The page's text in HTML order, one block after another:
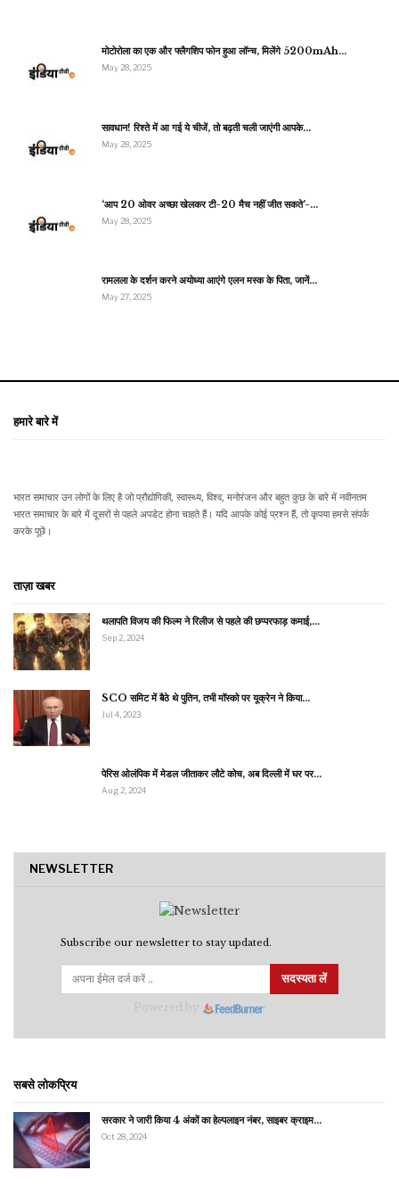
मोटोरोला का एक और फ्लैगशिप फोन हुआ लॉन्च, मिलेंगे 5200mAh…
May 28, 2025
सावधान! रिश्ते में आ गई ये चीजें, तो बढ़ती चली जाएंगी आपके…
May 28, 2025
‘आप 20 ओवर अच्छा खेलकर टी-20 मैच नहीं जीत सकते’-…
May 28, 2025
रामलला के दर्शन करने अयोध्या आएंगे एलन मस्क के पिता, जानें…
May 27, 2025
हमारे बारे में
भारत समाचार उन लोगों के लिए है जो प्रौद्योगिकी, स्वास्थ्य, विश्व, मनोरंजन और बहुत कुछ के बारे में नवीनतम
भारत समाचार के बारे में दूसरों से पहले अपडेट होना चाहते हैं। यदि आपके कोई प्रश्न हैं, तो कृपया हमसे संपर्क
करके पूछें।
ताज़ा खबर
थलापति विजय की फिल्म ने रिलीज से पहले की छप्परफाड़ कमाई,…
Sep 2, 2024
SCO समिट में बैठे थे पुतिन, तभी मॉस्को पर यूक्रेन ने किया…
Jul 4, 2023
पेरिस ओलंपिक में मेडल जीताकर लौटे कोच, अब दिल्ली में घर पर…
Aug 2, 2024
NEWSLETTER
Subscribe our newsletter to stay updated.
सदस्यता लें
सबसे लोकप्रिय
सरकार ने जारी किया 4 अंकों का हेल्पलाइन नंबर, साइबर क्राइम…
Oct 28, 2024